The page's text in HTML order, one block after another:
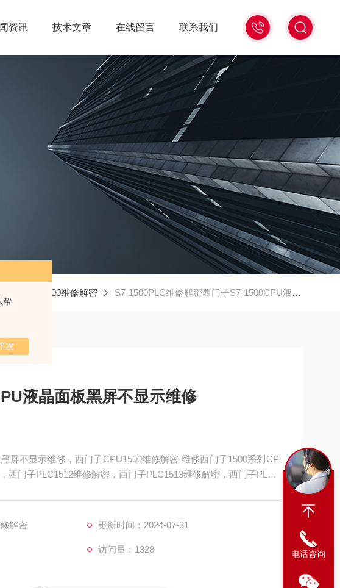
帮
18516586104
微
资讯 技术文章 在线留言 联系我们
西门子PLC1500维修解密 S7-1500PLC维修解密西门子S7-1500CPU液晶面板黑屏不显示维修
液晶面板黑屏不显示维修
屏不显示维修，西门子CPU1500维修解密 维修西门子1500系列CP
西门子PLC1512维修解密，西门子PLC1513维修解密，西门子PLC1
解密
更新时间：2024-07-31
访问量：1328 电话咨询